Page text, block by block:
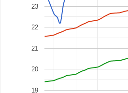
19
20
21
22
23